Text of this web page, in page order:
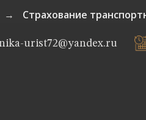
→ Страхование
urist72@yandex.ru